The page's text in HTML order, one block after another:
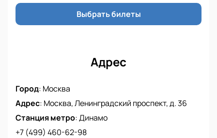
Выбрать билеты
Адрес
Город: Москва
Адрес: Москва, Ленинградский проспект, д. 36
Станция метро:Динамо
+7 (499) 460-62-98